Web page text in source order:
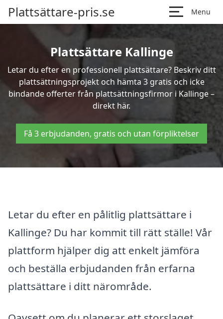
Plattsättare-pris.se Menu
Plattsättare Kallinge
Letar du efter en professionell plattsättare? Beskriv ditt
plattsättningsprojekt och hämta 3 gratis och icke
bindande offerter från plattsättningsfirmor i Kallinge –
direkt här.
Få 3 erbjudanden, gratis och utan förpliktelser
Letar du efter en pålitlig plattsättare i
Kallinge? Du har kommit till rätt ställe! Vår
plattform hjälper dig att enkelt jämföra
och beställa erbjudanden från erfarna
plattsättare i ditt närområde.